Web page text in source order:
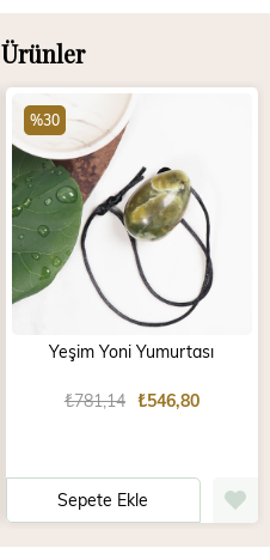
Yeşim Yoni Yumurtası
₺546,80
₺781,14
Sepete Ekle
%30